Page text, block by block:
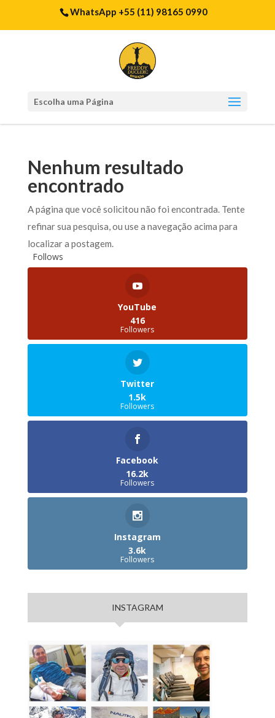
WhatsApp +55 (11) 98165 0990
Escolha uma Página
Nenhum resultado
encontrado
A página que você solicitou não foi encontrada. Tente
refinar sua pesquisa, ou use a navegação acima para
localizar a postagem.
Follows
YouTube
416
Followers
Twitter
1.5k
Followers
Facebook
16.2k
Followers
Instagram
3.6k
Followers
INSTAGRAM